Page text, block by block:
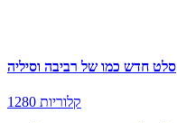
סלט חדש כמו של רביבה וסיליה
1280 קלוריות